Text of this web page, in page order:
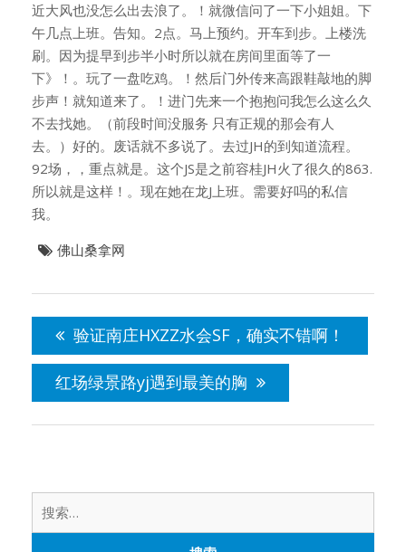
近大风也没怎么出去浪了。！就微信问了一下小姐姐。下
午几点上班。告知。2点。马上预约。开车到步。上楼洗
刷。因为提早到步半小时所以就在房间里面等了一
下》！。玩了一盘吃鸡。！然后门外传来高跟鞋敲地的脚
步声！就知道来了。！进门先来一个抱抱问我怎么这么久
不去找她。（前段时间没服务 只有正规的那会有人
去。）好的。废话就不多说了。去过JH的到知道流程。
92场，，重点就是。这个JS是之前容桂JH火了很久的863.
所以就是这样！。现在她在龙J上班。需要好吗的私信
我。
佛山桑拿网
导
航
验证南庄HXZZ水会SF，确实不错啊！
红场绿景路yj遇到最美的胸